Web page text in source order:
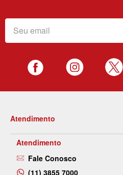
Atendimento
Atendimento
Fale Conosco
(11) 3855 7000